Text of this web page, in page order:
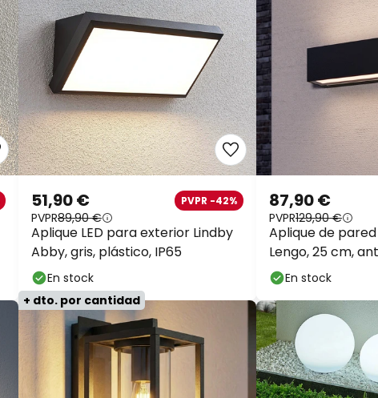
Aplique LED para exterior Lindby
Abby, gris, plástico, IP65
51,90 € PVPR -42%
PVPR89,90 €
En stock
Aplique de pared
Lengo, 25 cm,
arriba/abajo,
87,90 €
PVPR129,90 €
En stock
+ dto. por cantidad